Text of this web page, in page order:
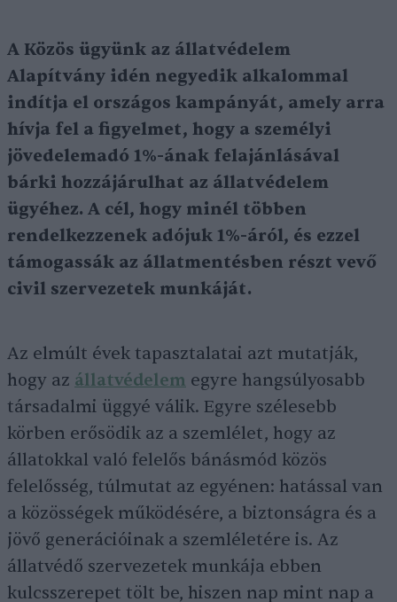
A Közös ügyünk az állatvédelem
Alapítvány idén negyedik alkalommal
indítja el országos kampányát, amely arra
hívja fel a figyelmet, hogy a személyi
jövedelemadó 1%-ának felajánlásával
bárki hozzájárulhat az állatvédelem
ügyéhez. A cél, hogy minél többen
rendelkezzenek adójuk 1%-áról, és ezzel
támogassák az állatmentésben részt vevő
civil szervezetek munkáját.
Az elmúlt évek tapasztalatai azt mutatják,
hogy az állatvédelem egyre hangsúlyosabb
társadalmi üggyé válik. Egyre szélesebb
körben erősödik az a szemlélet, hogy az
állatokkal való felelős bánásmód közös
felelősség, túlmutat az egyénen: hatással van
a közösségek működésére, a biztonságra és a
jövő generációinak a szemléletére is. Az
állatvédő szervezetek munkája ebben
kulcsszerepet tölt be, hiszen nap mint nap a